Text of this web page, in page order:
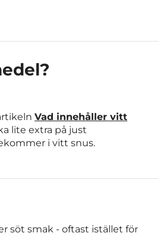
Vad innehåller vitt
lite extra på just
i vitt snus.
söt smak - oftast istället för